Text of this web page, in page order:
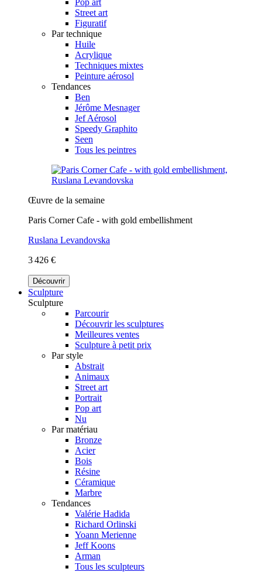
Street art
Figuratif
Par technique
Huile
Acrylique
Techniques mixtes
Peinture aérosol
Tendances
Ben
Jérôme Mesnager
Jef Aérosol
Speedy Graphito
Seen
Tous les peintres
Œuvre de la semaine
Paris Corner Cafe - with gold embellishment
Ruslana Levandovska
3 426 €
Découvrir
Sculpture
Sculpture
Parcourir
Découvrir les sculptures
Meilleures ventes
Sculpture à petit prix
Par style
Abstrait
Animaux
Street art
Portrait
Pop art
Nu
Par matériau
Bronze
Acier
Bois
Résine
Céramique
Marbre
Tendances
Valérie Hadida
Richard Orlinski
Yoann Merienne
Jeff Koons
Arman
Tous les sculpteurs